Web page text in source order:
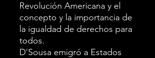
Revolución Americana y el
concepto y la importancia de
la igualdad de derechos para
todos.
D'Sousa emigró a Estados